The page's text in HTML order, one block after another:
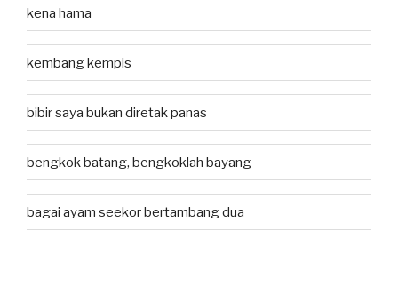
kena hama
kembang kempis
bibir saya bukan diretak panas
bengkok batang, bengkoklah bayang
bagai ayam seekor bertambang dua